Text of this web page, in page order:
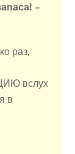
–
раз,
вслух
в